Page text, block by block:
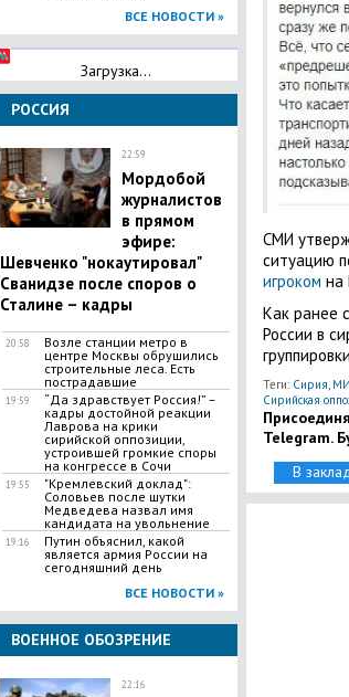
ВСЕ НОВОСТИ »
Загрузка...
РОССИЯ
22:59
Мордобой
журналистов
в прямом
эфире:
Шевченко "нокаутировал"
Сванидзе после споров о
Сталине – кадры
20:58
Возле станции метро в
центре Москвы обрушились
строительные леса. Есть
пострадавшие
19:59
“Да здравствует Россия!” –
кадры достойной реакции
Лаврова на крики
сирийской оппозиции,
устроившей громкие споры
на конгрессе в Сочи
19:55
"Кремлевский доклад":
Соловьев после шутки
Медведева назвал имя
кандидата на увольнение
19:16
Путин объяснил, какой
является армия России на
сегодняшний день
ВСЕ НОВОСТИ »
ВОЕННОЕ ОБОЗРЕНИЕ
22:16
СМИ
ситуацию
игроком на
Как ранее
России в
Теги: Сирия,
Сирийская
Telegram.
В